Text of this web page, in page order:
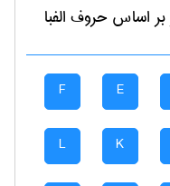
بر اساس حروف الفبا
E
F
K
L